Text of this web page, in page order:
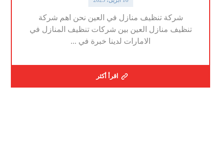
شركة تنظيف منازل في العين نحن اهم شركة
تنظيف منازل العين بين شركات تنظيف المنازل في
الامارات لدينا خبرة في ...
اقرأ أكثر